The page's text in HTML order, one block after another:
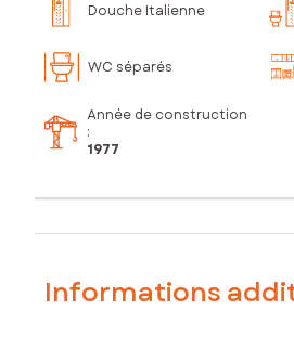
Douche Italienne
WC séparés
Année de construction
:
1977
Informations